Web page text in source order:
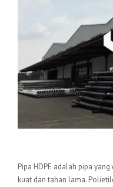
Pipa HDPE adalah pipa
kuat dan tahan lama.